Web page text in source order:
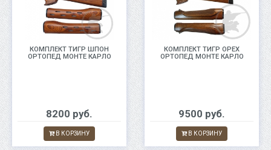
КОМПЛЕКТ ТИГР ШПОН
ОРТОПЕД МОНТЕ КАРЛО
8200 руб.
В КОРЗИНУ
КОМПЛЕКТ ТИГР ОРЕХ
ОРТОПЕД МОНТЕ КАРЛО
9500 руб.
В КОРЗИНУ